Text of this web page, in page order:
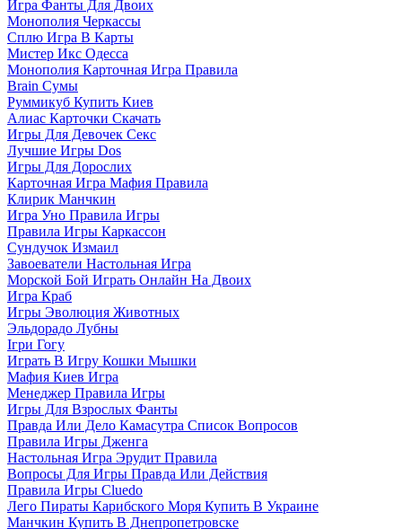
Игра Фанты Для Двоих
Монополия Черкассы
Сплю Игра В Карты
Мистер Икс Одесса
Монополия Карточная Игра Правила
Brain Сумы
Руммикуб Купить Киев
Алиас Карточки Скачать
Игры Для Девочек Секс
Лучшие Игры Dos
Игры Для Дорослих
Карточная Игра Мафия Правила
Клирик Манчкин
Игра Уно Правила Игры
Правила Игры Каркассон
Сундучок Измаил
Завоеватели Настольная Игра
Морской Бой Играть Онлайн На Двоих
Игра Краб
Игры Эволюция Животных
Эльдорадо Лубны
Ігри Гогу
Играть В Игру Кошки Мышки
Мафия Киев Игра
Менеджер Правила Игры
Игры Для Взрослых Фанты
Правда Или Дело Камасутра Список Вопросов
Правила Игры Дженга
Настольная Игра Эрудит Правила
Вопросы Для Игры Правда Или Действия
Правила Игры Cluedo
Лего Пираты Карибского Моря Купить В Украине
Манчкин Купить В Днепропетровске